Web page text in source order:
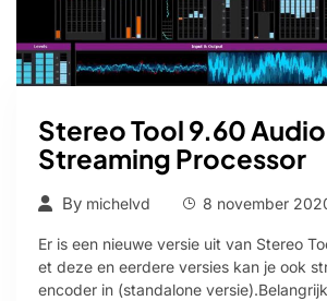
Stereo Tool 9.60 Audio
Streaming Processor
By michelvd 8 november
Er is een nieuwe versie uit van Stereo
et deze en eerdere versies kan je ook
encoder in (standalone